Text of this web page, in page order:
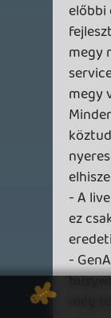
El sem
lehetett a
rajta és az
döngölése
olyan
felelősei
munkájuk
iszonyú
csupán
játék
Annyiban
nagyon
hiszen
meglévő
De hát
kettős